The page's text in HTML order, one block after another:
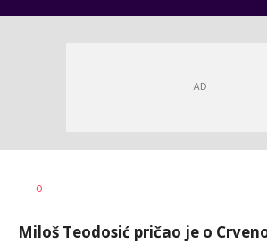
AUTOR
0
Miloš Teodosić pričao je o